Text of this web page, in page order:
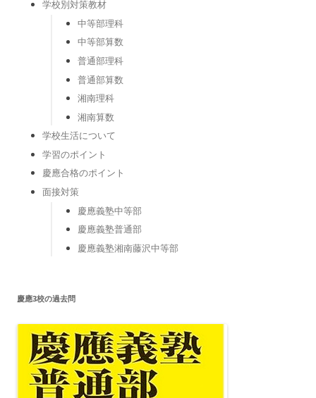
学校別対策教材
中等部理科
中等部算数
普通部理科
普通部算数
湘南理科
湘南算数
学校生活について
学習のポイント
慶應合格のポイント
面接対策
慶應義塾中等部
慶應義塾普通部
慶應義塾湘南藤沢中等部
慶應3校の過去問